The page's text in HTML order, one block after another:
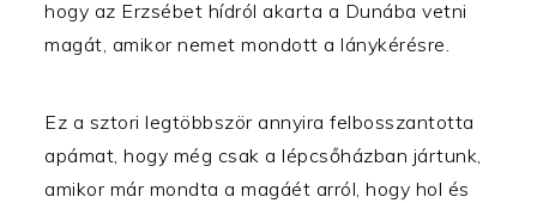
hogy az Erzsébet hídról akarta a Dunába vetni
magát, amikor nemet mondott a lánykérésre.
Ez a sztori legtöbbször annyira felbosszantotta
apámat, hogy még csak a lépcsőházban jártunk,
amikor már mondta a magáét arról, hogy hol és